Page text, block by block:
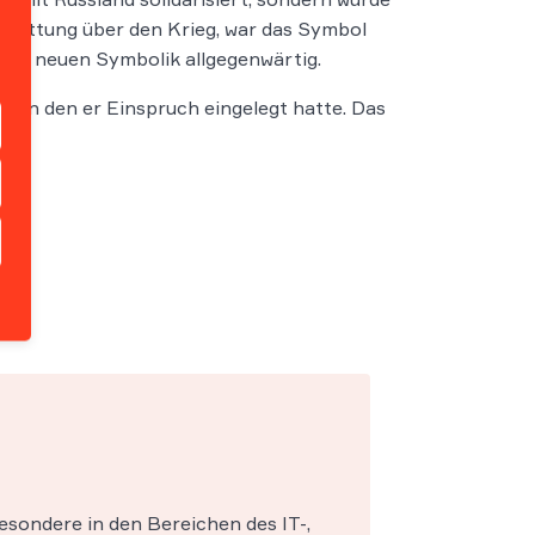
über den Krieg, war das Symbol
neuen Symbolik allgegenwärtig.
den er Einspruch eingelegt hatte. Das
in den Bereichen des IT-,